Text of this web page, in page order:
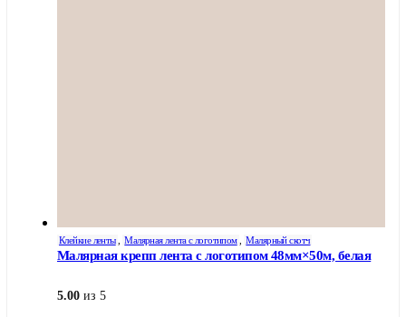
Клейкие ленты, Малярная лента с логотипом, Малярный скотч
Малярная крепп лента с логотипом 48мм×50м, белая
5.00 из 5